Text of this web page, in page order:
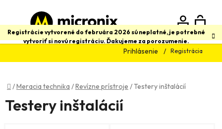
obsah
Registrácie vytvorené do februára 2026 sú neplatné, je potrebné
vytvoriť si novú registráciu. Ďakujeme za porozumenie.
Prihlásenie Registrácia
Hľadať
Domov
/Meracia technika /Revízne prístroje /Testery inštalácií
Testery inštalácií